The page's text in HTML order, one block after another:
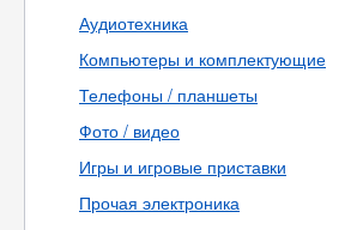
Аудиотехника
Компьютеры и комплектующие
Телефоны / планшеты
Фото / видео
Игры и игровые приставки
Прочая электроника